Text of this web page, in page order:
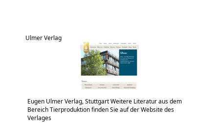
Ulmer Verlag
Eugen Ulmer Verlag, Stuttgart Weitere Literatur aus dem
Bereich Tierproduktion finden Sie auf der Website des
Verlages